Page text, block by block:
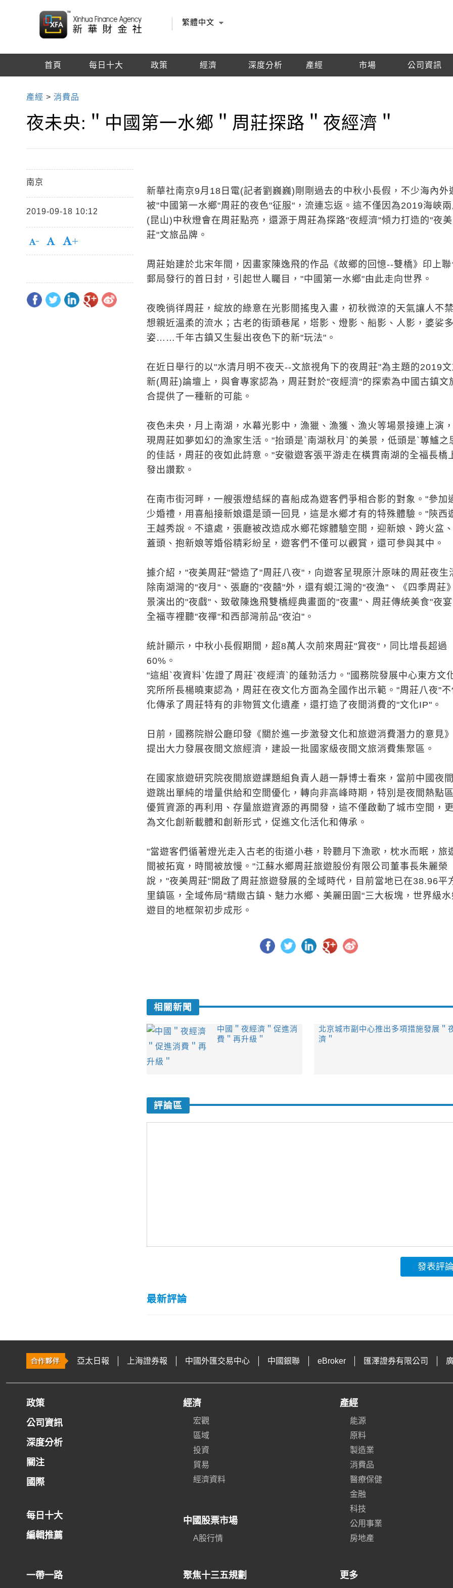
繁體中文
首頁 每日十大 政策 經濟 深度分析 產經 市場 公司資訊
產經 >消費品
夜未央:＂中國第一水鄉＂周莊探路＂夜經濟＂
南京
2019-09-18 10:12
新華社南京9月18日電(記者劉巍巍)剛剛過去的中秋小長假，不少海內外
被"中國第一水鄉"周莊的夜色"征服"，流連忘返。這不僅因為2019海峽
(昆山)中秋燈會在周莊點亮，還源于周莊為探路"夜經濟"傾力打造的"夜
莊"文旅品牌。
周莊始建於北宋年間，因畫家陳逸飛的作品《故鄉的回憶--雙橋》印上
郵局發行的首日封，引起世人矚目，"中國第一水鄉"由此走向世界。
夜晚徜徉周莊，綻放的綠意在光影間搖曳入畫，初秋微涼的天氣讓人不
想親近溫柔的流水；古老的街頭巷尾，塔影、燈影、船影、人影，婆娑
姿……千年古鎮又生髮出夜色下的新"玩法"。
在近日舉行的以"水清月明不夜天--文旅視角下的夜周莊"為主題的2019
新(周莊)論壇上，與會專家認為，周莊對於"夜經濟"的探索為中國古鎮文
合提供了一種新的可能。
夜色未央，月上南湖，水幕光影中，漁獵、漁獲、漁火等場景接連上演
現周莊如夢如幻的漁家生活。"抬頭是`南湖秋月`的美景，低頭是`蓴鱸之
的佳話，周莊的夜如此詩意。"安徽遊客張平游走在橫貫南湖的全福長橋
發出讚歎。
在南市街河畔，一艘張燈結綵的喜船成為遊客們爭相合影的對象。"參加
少婚禮，用喜船接新娘還是頭一回見，這是水鄉才有的特殊體驗。"陝西
王越秀說。不遠處，張廳被改造成水鄉花嫁體驗空間，迎新娘、跨火盆
蓋頭、抱新娘等婚俗精彩紛呈，遊客們不僅可以觀賞，還可參與其中。
據介紹，"夜美周莊"營造了"周莊八夜"，向遊客呈現原汁原味的周莊夜生
除南湖灣的"夜月"、張廳的"夜囍"外，還有蜆江灣的"夜漁"、《四季周莊
景演出的"夜戲"、致敬陳逸飛雙橋經典畫面的"夜畫"、周莊傳統美食"夜
全福寺裡聽"夜禪"和西部灣前品"夜泊"。
統計顯示，中秋小長假期間，超8萬人次前來周莊"賞夜"，同比增長超過
60%。
"這組`夜資料`佐證了周莊`夜經濟`的蓬勃活力。"國務院發展中心東方文
究所所長楊曉東認為，周莊在夜文化方面為全國作出示範。"周莊八夜"
化傳承了周莊特有的非物質文化遺產，還打造了夜間消費的"文化IP"。
日前，國務院辦公廳印發《關於進一步激發文化和旅遊消費潛力的意見
提出大力發展夜間文旅經濟，建設一批國家級夜間文旅消費集聚區。
在國家旅遊研究院夜間旅遊課題組負責人趙一靜博士看來，當前中國夜
遊跳出單純的增量供給和空間優化，轉向非高峰時期，特別是夜間熱點
優質資源的再利用、存量旅遊資源的再開發，這不僅啟動了城市空間，
為文化創新載體和創新形式，促進文化活化和傳承。
"當遊客們循著燈光走入古老的街道小巷，聆聽月下漁歌，枕水而眠，旅
間被拓寬，時間被放慢。"江蘇水鄉周莊旅遊股份有限公司董事長朱麗榮
說，"夜美周莊"開啟了周莊旅遊發展的全域時代，目前當地已在38.96平
里鎮區，全域佈局"精緻古鎮、魅力水鄉、美麗田園"三大板塊，世界級
遊目的地框架初步成形。
相關新聞
中國＂夜經濟＂促進消
費＂再升級＂
北京城市副中心推出多項措施發展＂
濟＂
評論區
發表評
最新評論
亞太日報 上海證券報 中國外匯交易中心 中國銀聯 eBroker 匯澤證券有限公司
政策
公司資訊
深度分析
關注
國際
每日十大
編輯推薦
經濟
宏觀
區域
投資
貿易
經濟資料
中國股票市場
A股行情
產經
能源
原料
製造業
消費品
醫療保健
金融
科技
公用事業
房地產
一帶一路 聚焦十三五規劃 更多